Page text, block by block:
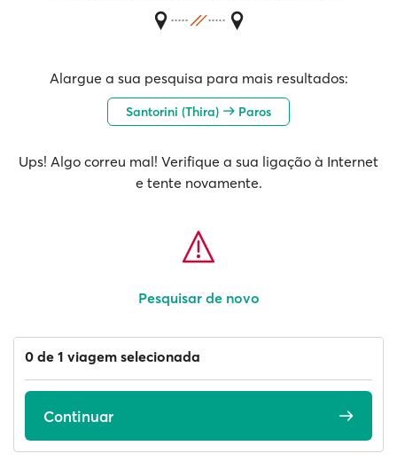
Alargue a sua pesquisa para mais resultados:
Santorini (Thira) Paros
Ups! Algo correu mal! Verifique a sua ligação à Internet
e tente novamente.
Pesquisar de novo
0 de 1 viagem selecionada
Continuar